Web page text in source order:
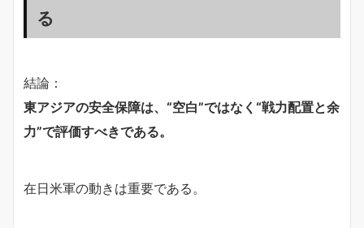
る
結論：
東アジアの安全保障は、“空白”ではなく“戦力配置と余
力”で評価すべきである。
在日米軍の動きは重要である。